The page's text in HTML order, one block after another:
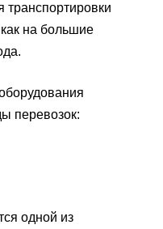
транспортировки
на большие
перевозок:
одной из